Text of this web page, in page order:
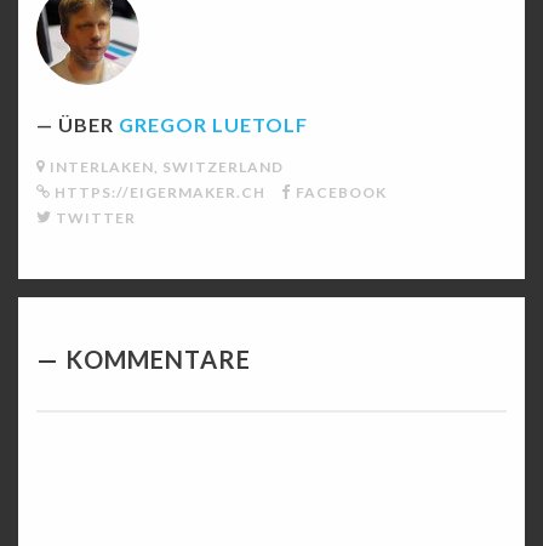
ÜBER GREGOR LUETOLF
INTERLAKEN, SWITZERLAND
HTTPS://EIGERMAKER.CH
FACEBOOK
TWITTER
KOMMENTARE